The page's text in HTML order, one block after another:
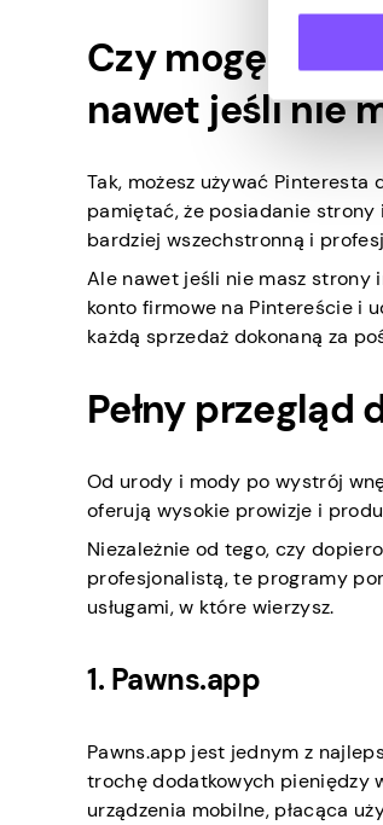
Czy mogę
nawet jeśli nie
Tak, możesz używać
pamiętać, że posiadanie
bardziej wszechstronną i
Ale nawet jeśli nie masz strony
konto firmowe na Pintereście i
każdą sprzedaż dokonaną za
Pełny przegląd
Od urody i mody po wystrój
oferują wysokie prowizje i
Niezależnie od tego, czy
profesjonalistą, te programy
usługami, w które wierzysz.
1. Pawns.app
Pawns.app jest jednym z
trochę dodatkowych pieniędzy
urządzenia mobilne, płacąca